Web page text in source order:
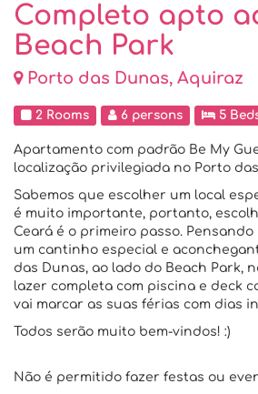
Completo apto
Beach Park
Porto das Dunas, Aquiraz
2 Rooms 6 persons 5
Apartamento com padrão Be My
localização privilegiada no Porto
Sabemos que escolher um local
é muito importante, portanto,
Ceará é o primeiro passo.
um cantinho especial e
das Dunas, ao lado do Beach Park,
lazer completa com piscina e deck
vai marcar as suas férias com dias
Todos serão muito bem-vindos! :)
Não é permitido fazer festas ou